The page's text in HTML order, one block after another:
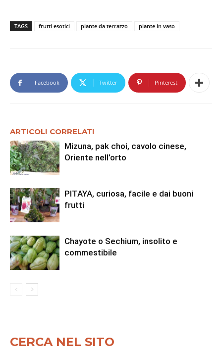
TAGS frutti esotici piante da terrazzo piante in vaso
Facebook Twitter Pinterest
ARTICOLI CORRELATI
Mizuna, pak choi, cavolo cinese,
Oriente nell’orto
PITAYA, curiosa, facile e dai buoni
frutti
Chayote o Sechium, insolito e
commestibile
CERCA NEL SITO